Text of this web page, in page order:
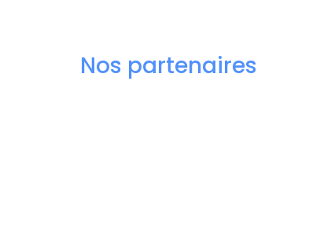
Nos partenaires